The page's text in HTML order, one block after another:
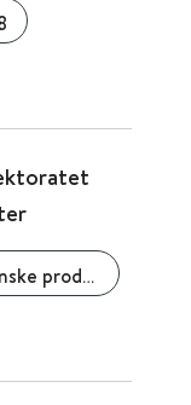
Direktoratet for medisinske produkter (DMP)